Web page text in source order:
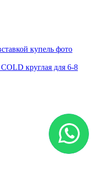
круглая для 6-8